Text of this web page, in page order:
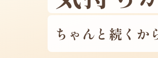
ちゃんと続くか